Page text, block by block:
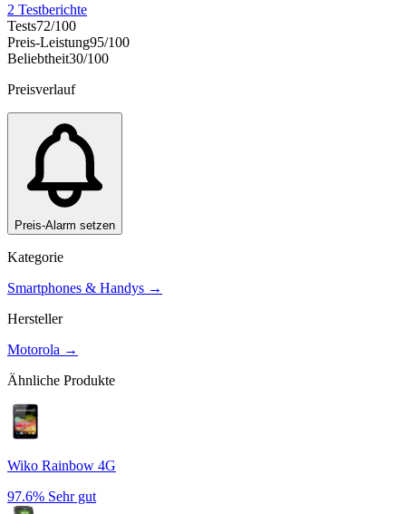
2 Testberichte
Tests72/100
Preis-Leistung95/100
Beliebtheit30/100
Preisverlauf
Preis-Alarm setzen
Kategorie
Smartphones & Handys →
Hersteller
Motorola →
Ähnliche Produkte
Wiko Rainbow 4G
97.6% Sehr gut